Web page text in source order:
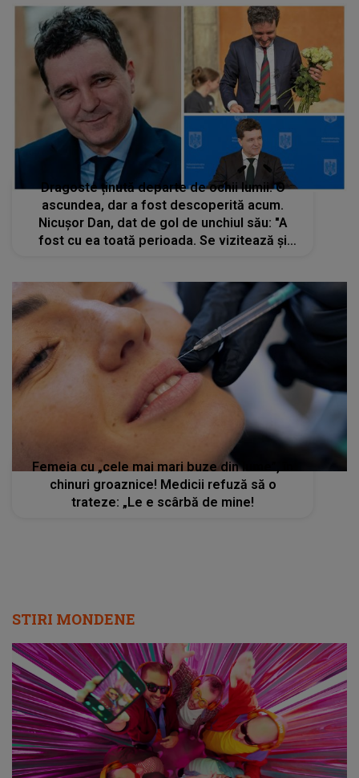
Dragoste ținută departe de ochii lumii. O
ascundea, dar a fost descoperită acum.
Nicușor Dan, dat de gol de unchiul său: "A
fost cu ea toată perioada. Se vizitează și
Femeia cu „cele mai mari buze din lume”, în
chinuri groaznice! Medicii refuză să o
trateze: „Le e scârbă de mine!
STIRI MONDENE